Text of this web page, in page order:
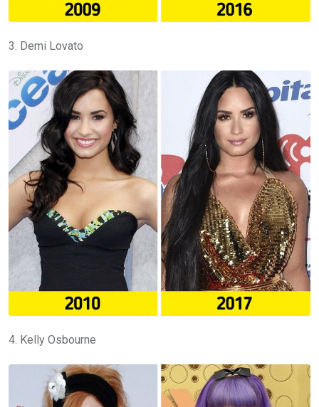
3. Demi Lovato
4. Kelly Osbourne